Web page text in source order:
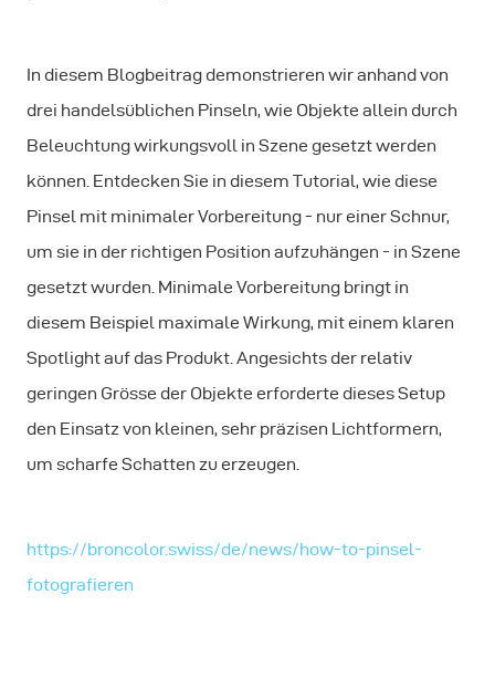
In diesem Blogbeitrag demonstrieren wir anhand von
drei handelsüblichen Pinseln, wie Objekte allein durch
Beleuchtung wirkungsvoll in Szene gesetzt werden
können. Entdecken Sie in diesem Tutorial, wie diese
Pinsel mit minimaler Vorbereitung - nur einer Schnur,
um sie in der richtigen Position aufzuhängen - in Szene
gesetzt wurden. Minimale Vorbereitung bringt in
diesem Beispiel maximale Wirkung, mit einem klaren
Spotlight auf das Produkt. Angesichts der relativ
geringen Grösse der Objekte erforderte dieses Setup
den Einsatz von kleinen, sehr präzisen Lichtformern,
um scharfe Schatten zu erzeugen.
https://broncolor.swiss/de/news/how-to-pinsel-
fotografieren